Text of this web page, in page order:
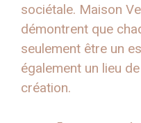
sociétale. Maison
démontrent que
seulement être un
également un lieu
création.